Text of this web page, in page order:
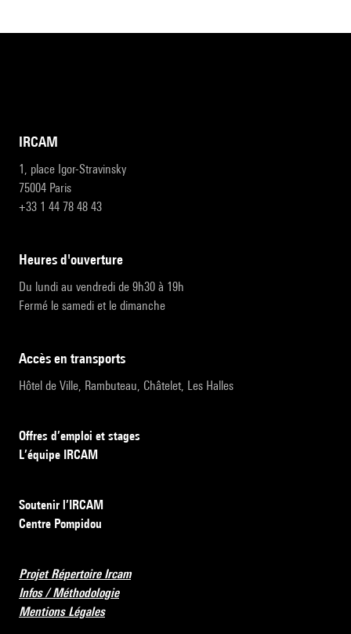
IRCAM
1, place Igor-Stravinsky
75004 Paris
+33 1 44 78 48 43
heures d'ouverture
Du lundi au vendredi de 9h30 à 19h
Fermé le samedi et le dimanche
accès en transports
Hôtel de Ville, Rambuteau, Châtelet, Les Halles
Offres d’emploi et stages
L’équipe IRCAM
Soutenir l’IRCAM
Centre Pompidou
Projet Répertoire Ircam
Infos / Méthodologie
Mentions Légales